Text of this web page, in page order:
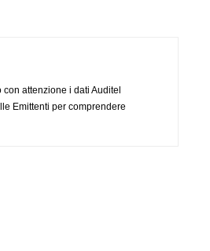
attenzione i dati Auditel
Emittenti per comprendere